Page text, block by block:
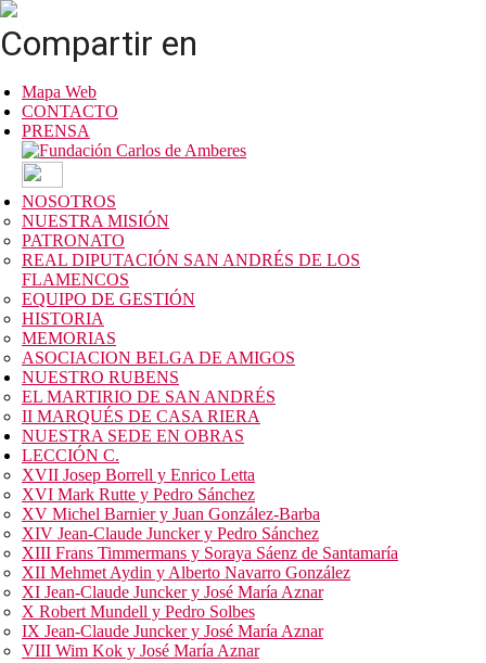
Compartir en
Mapa Web
CONTACTO
PRENSA
NOSOTROS
NUESTRA MISIÓN
PATRONATO
REAL DIPUTACIÓN SAN ANDRÉS DE LOS
FLAMENCOS
EQUIPO DE GESTIÓN
HISTORIA
MEMORIAS
ASOCIACION BELGA DE AMIGOS
NUESTRO RUBENS
EL MARTIRIO DE SAN ANDRÉS
II MARQUÉS DE CASA RIERA
NUESTRA SEDE EN OBRAS
LECCIÓN C.
XVII Josep Borrell y Enrico Letta
XVI Mark Rutte y Pedro Sánchez
XV Michel Barnier y Juan González-Barba
XIV Jean-Claude Juncker y Pedro Sánchez
XIII Frans Timmermans y Soraya Sáenz de Santamaría
XII Mehmet Aydin y Alberto Navarro González
XI Jean-Claude Juncker y José María Aznar
X Robert Mundell y Pedro Solbes
IX Jean-Claude Juncker y José María Aznar
VIII Wim Kok y José María Aznar